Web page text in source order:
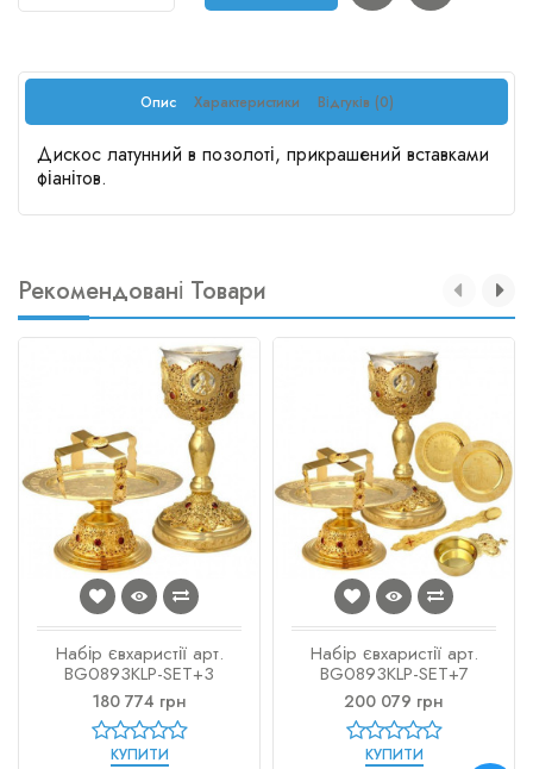
Опис Характеристики Відгуків (0)
Дискос латунний в позолоті, прикрашений вставками
фіанітов.
Рекомендовані Товари
Набір євхаристії арт.
BG0893KLP-SET+3
180 774 грн
КУПИТИ
Набір євхаристії арт.
BG0893KLP-SET+7
200 079 грн
КУПИТИ